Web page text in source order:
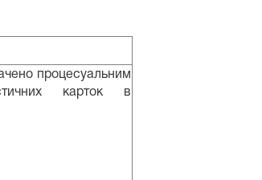
процесуальним
карток в